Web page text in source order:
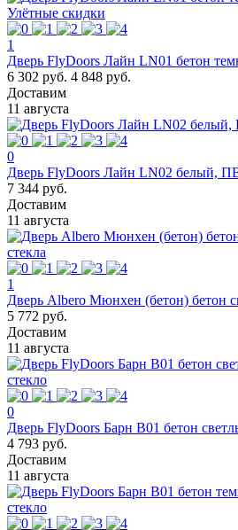
Улётные скидки
1
Дверь FlyDoors Лайн LN01 бетон
6 302 руб. 4 848 руб.
Доставим
11 августа
0
Дверь FlyDoors Лайн LN02 белый,
7 344 руб.
Доставим
11 августа
1
Дверь Albero Мюнхен (бетон) бетон
5 772 руб.
Доставим
11 августа
0
Дверь FlyDoors Барн B01 бетон
4 793 руб.
Доставим
11 августа